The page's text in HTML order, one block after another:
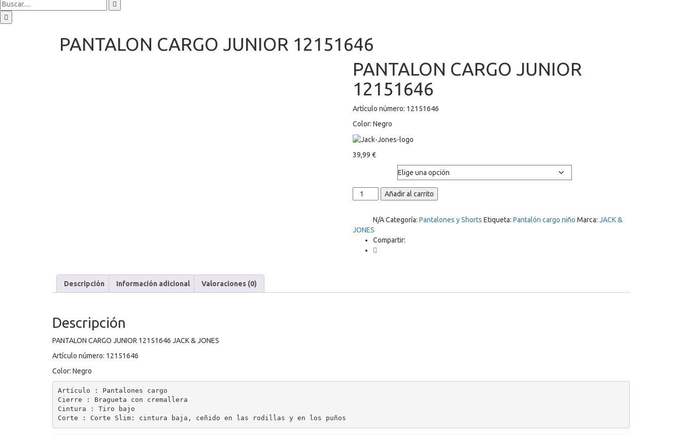
PANTALON CARGO JUNIOR 12151646
PANTALON CARGO JUNIOR
12151646
Artículo número: 12151646
Color: Negro
39,99 €
PANTALON
CARGO
12151646
cantidad
Añadir al carrito
N/A Categoría:Pantalones y Shorts Etiqueta:Pantalón cargo niño Marca:JACK &
JONES
Compartir:
Descripción Información adicional Valoraciones (0)
Descripción
PANTALON CARGO JUNIOR 12151646 JACK & JONES
Artículo número: 12151646
Color: Negro
Artículo : Pantalones cargo
Cierre : Bragueta con cremallera
Cintura : Tiro bajo
Corte : Corte Slim: cintura baja, ceñido en las rodillas y en los puños